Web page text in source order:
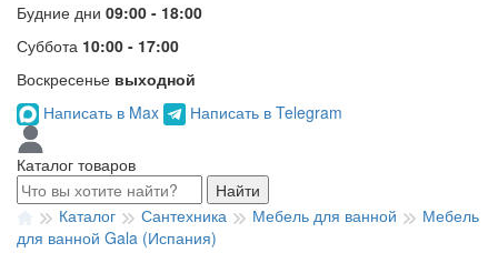
Будние дни 09:00 - 18:00
Суббота 10:00 - 17:00
Воскресенье выходной
Написать в Max
Написать в Telegram
Каталог товаров
Найти
Каталог
Сантехника Мебель для ванной
Мебель
для ванной Gala (Испания)